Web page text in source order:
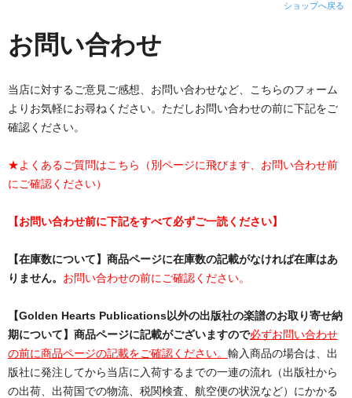
ショップへ戻る
お問い合わせ
当店に対するご意見ご感想、お問い合わせなど、こちらのフォーム
よりお気軽にお尋ねください。ただしお問い合わせの前に下記をご
確認ください。
★よくあるご質問はこちら（別ページに飛びます、お問い合わせ前
にご確認ください）
【お問い合わせ前に下記をすべて必ずご一読ください】
【在庫数について】商品ページに在庫数の記載がなければ在庫はあ
りません。 お問い合わせの前にご確認ください。
【Golden Hearts Publications以外の出版社の楽譜のお取り寄せ納
期について】商品ページに記載がございますので必ずお問い合わせ
の前に商品ページの記載をご確認ください。 輸入商品の場合は、出
版社に発注してから当店に入荷するまでの一連の流れ（出版社から
の出荷、出荷国での物流、税関検査、航空便の状況など）にかかる